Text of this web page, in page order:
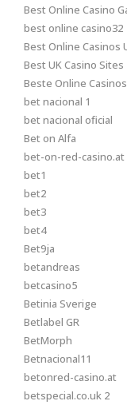
Best Online Casino
best online casino32
Best Online Casinos
Best UK Casino Sites
Beste Online Casinos
bet nacional 1
bet nacional oficial
Bet on Alfa
bet-on-red-casino.at
bet1
bet2
bet3
bet4
Bet9ja
betandreas
betcasino5
Betinia Sverige
Betlabel GR
BetMorph
Betnacional11
betonred-casino.at
betspecial.co.uk 2